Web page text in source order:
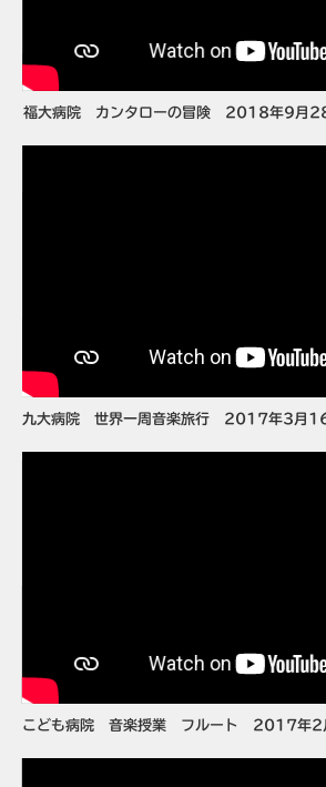
福大病院 カンタローの冒険 2018年9月
九大病院 世界一周音楽旅行 2017年3月
こども病院 音楽授業 フルート 2017年2